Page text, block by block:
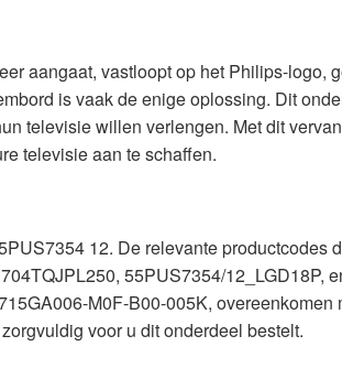
aangaat, vastloopt op het Philips-logo,
is vaak de enige oplossing. Dit
televisie willen verlengen. Met dit
televisie aan te schaffen.
12. De relevante productcodes
55PUS7354/12_LGD18P,
M0F-B00-005K, overeenkomen
voor u dit onderdeel bestelt.